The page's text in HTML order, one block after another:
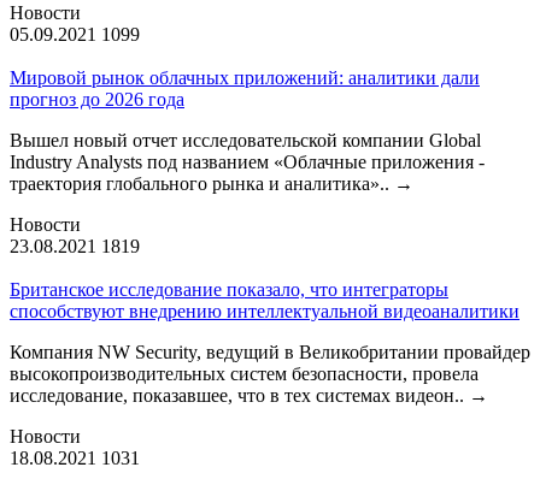
Новости
05.09.2021 1099
Мировой рынок облачных приложений: аналитики дали
прогноз до 2026 года
Вышел новый отчет исследовательской компании Global
Industry Analysts под названием «Облачные приложения -
траектория глобального рынка и аналитика».. →
Новости
23.08.2021 1819
Британское исследование показало, что интеграторы
способствуют внедрению интеллектуальной видеоаналитики
Компания NW Security, ведущий в Великобритании провайдер
высокопроизводительных систем безопасности, провела
исследование, показавшее, что в тех системах видеон.. →
Новости
18.08.2021 1031